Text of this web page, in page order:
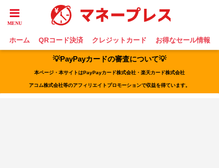
ホーム QRコード決済 クレジットカード お得なセール情報
💡PayPayカードの審査について💡
本ページ・本サイトはPayPayカード株式会社・楽天カード株式会社
アコム株式会社等のアフィリエイトプロモーションで収益を得ています。